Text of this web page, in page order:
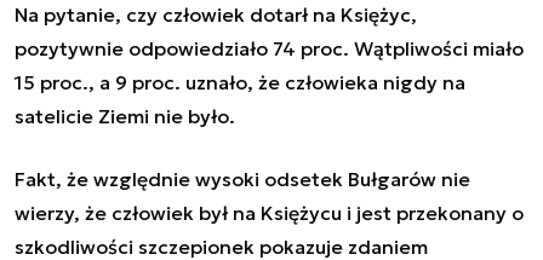
Na pytanie, czy człowiek dotarł na Księżyc,
pozytywnie odpowiedziało 74 proc. Wątpliwości miało
15 proc., a 9 proc. uznało, że człowieka nigdy na
satelicie Ziemi nie było.
Fakt, że względnie wysoki odsetek Bułgarów nie
wierzy, że człowiek był na Księżycu i jest przekonany o
szkodliwości szczepionek pokazuje zdaniem